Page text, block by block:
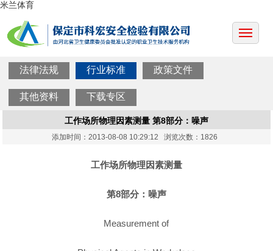
米兰体育
法律法规 行业标准 政策文件
其他资料 下载专区
工作场所物理因素测量 第8部分：噪声
添加时间：2013-08-08 10:29:12 浏览次数：1826
工作场所物理因素测量
第8部分：噪声
Measurement of